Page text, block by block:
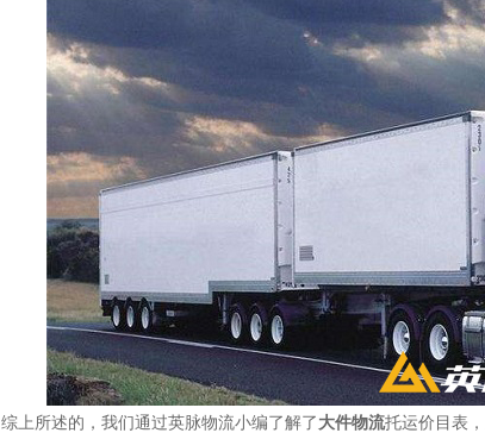
综上所述的，我们通过英脉物流小编了解了大件物流托运价目表